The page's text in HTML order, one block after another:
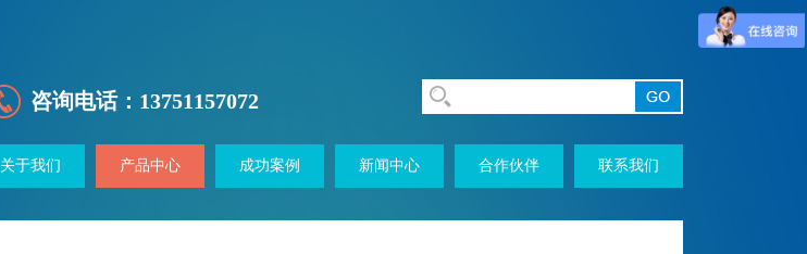
咨询电话： 13751157072
关于我们 产品中心 成功案例 新闻中心 合作伙伴 联系我们